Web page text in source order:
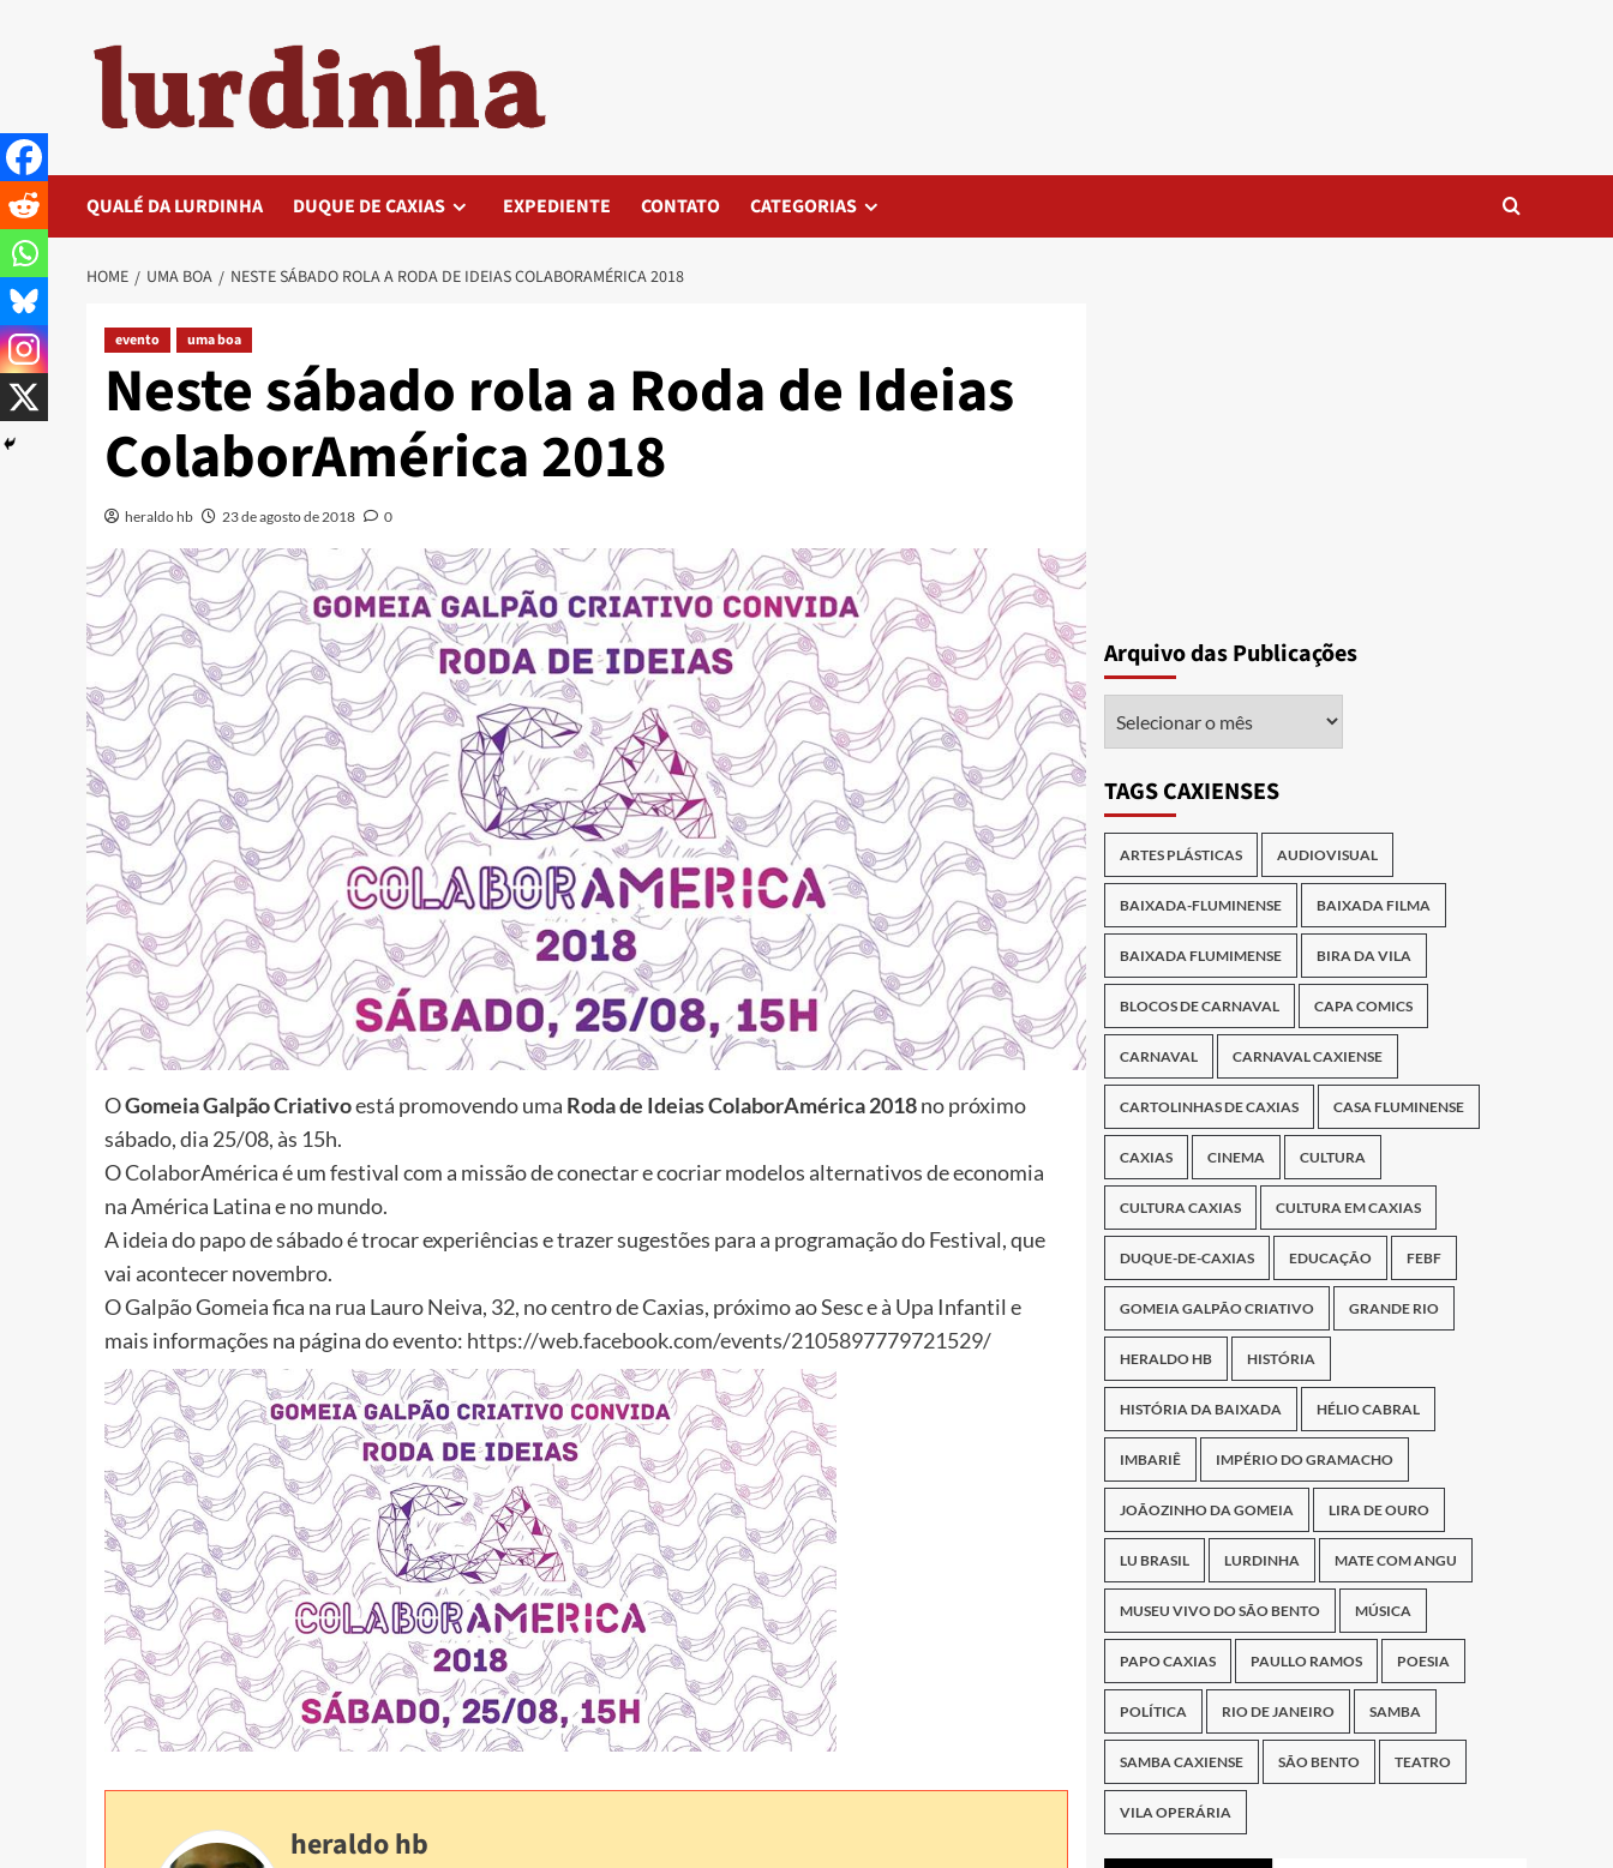
QUALÉ DA LURDINHA DUQUE DE CAXIAS EXPEDIENTE CONTATO CATEGORIAS
HOME UMA BOA NESTE SÁBADO ROLA A RODA DE IDEIAS COLABORAMÉRICA 2018
evento uma boa
Neste sábado rola a Roda de Ideias
ColaborAmérica 2018
heraldo hb 23 de agosto de 2018 0
OGomeia Galpão Criativoestá promovendo uma Roda de Ideias ColaborAmérica 2018no próximo
sábado, dia 25/08, às 15h.
O ColaborAmérica é um festival com a missão de conectar e cocriar modelos alternativos de economia
na América Latina e no mundo.
A ideia do papo de sábado é trocar experiências e trazer sugestões para a programação do Festival, que
vai acontecer novembro.
O Galpão Gomeia fica na rua Lauro Neiva, 32, no centro de Caxias, próximo ao Sesc e à Upa Infantil e
mais informações na página do evento: https://web.facebook.com/events/2105897779721529/
heraldo hb
Arquivo das Publicações
TAGS CAXIENSES
ARTES PLÁSTICAS AUDIOVISUAL
BAIXADA-FLUMINENSE BAIXADA FILMA
BAIXADA FLUMIMENSE BIRA DA VILA
BLOCOS DE CARNAVAL CAPA COMICS
CARNAVAL CARNAVAL CAXIENSE
CARTOLINHAS DE CAXIAS CASA FLUMINENSE
CAXIAS CINEMA CULTURA
CULTURA CAXIAS CULTURA EM CAXIAS
DUQUE-DE-CAXIAS EDUCAÇÃO FEBF
GOMEIA GALPÃO CRIATIVO GRANDE RIO
HERALDO HB HISTÓRIA
HISTÓRIA DA BAIXADA HÉLIO CABRAL
IMBARIÊ IMPÉRIO DO GRAMACHO
JOÃOZINHO DA GOMEIA LIRA DE OURO
LU BRASIL LURDINHA MATE COM ANGU
MUSEU VIVO DO SÃO BENTO MÚSICA
PAPO CAXIAS PAULLO RAMOS POESIA
POLÍTICA RIO DE JANEIRO SAMBA
SAMBA CAXIENSE SÃO BENTO TEATRO
VILA OPERÁRIA